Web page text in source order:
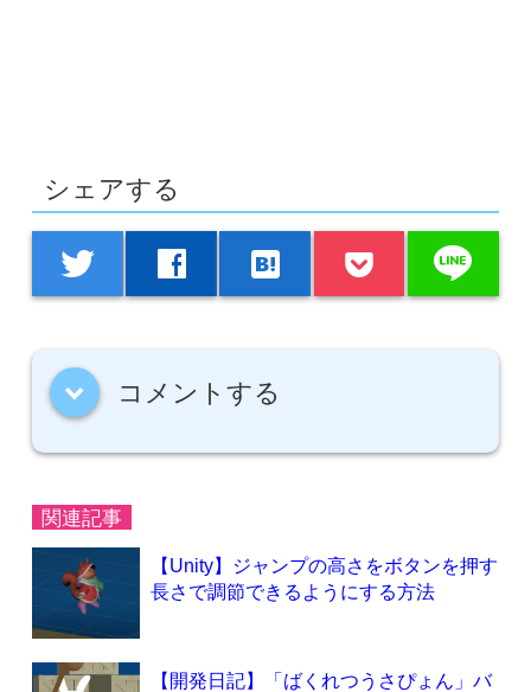
シェアする
twitter facebook hatenabookmark line
down コメントする
関連記事
【Unity】ジャンプの高さをボタンを押す
長さで調節できるようにする方法
【開発日記】「ばくれつうさぴょん」バ